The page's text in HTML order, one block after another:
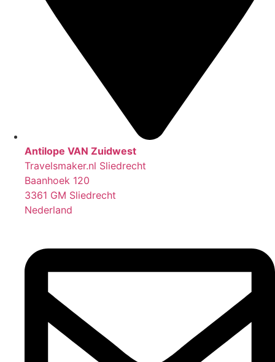
Antilope VAN Zuidwest
Travelsmaker.nl Sliedrecht
Baanhoek 120
3361 GM Sliedrecht
Nederland